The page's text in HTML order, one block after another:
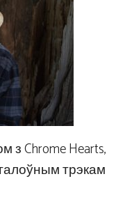
з Chrome Hearts,
трэкам